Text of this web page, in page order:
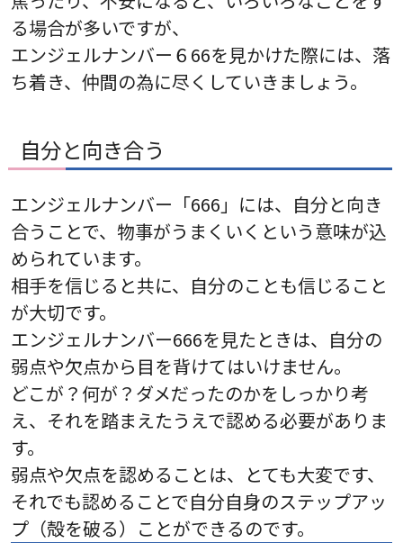
る場合が多いですが、
エンジェルナンバー６66を見かけた際には、落
ち着き、仲間の為に尽くしていきましょう。
自分と向き合う
エンジェルナンバー「666」には、自分と向き
合うことで、物事がうまくいくという意味が込
められています。
相手を信じると共に、自分のことも信じること
が大切です。
エンジェルナンバー666を見たときは、自分の
弱点や欠点から目を背けてはいけません。
どこが？何が？ダメだったのかをしっかり考
え、それを踏まえたうえで認める必要がありま
す。
弱点や欠点を認めることは、とても大変です、
それでも認めることで自分自身のステップアッ
プ（殻を破る）ことができるのです。